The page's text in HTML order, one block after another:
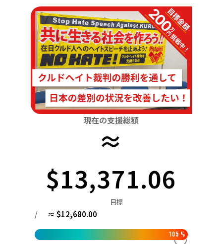
近畿
中国
四国
九州・沖縄
北海道・東北
北海道 青森 岩手 宮城 秋田 山形
栃木 群馬 埼玉 千葉 東京
富山 石川 福井 山梨 長野
滋賀 京都 大阪 兵庫 奈良
岡山 広島 山口
佐賀 長崎 熊本 大分 宮崎
現在の支援総額
≈
$13,371.06
目標
/ ≈ $12,680.00
105 %